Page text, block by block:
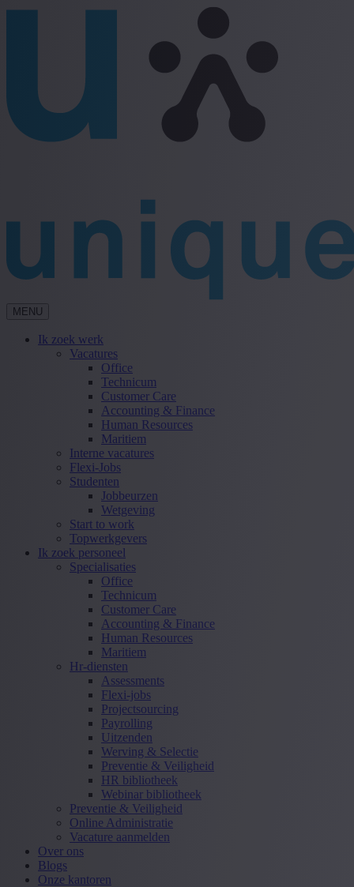
MENU
Ik zoek werk
Vacatures
Office
Technicum
Customer Care
Accounting & Finance
Human Resources
Maritiem
Interne vacatures
Flexi-Jobs
Studenten
Jobbeurzen
Wetgeving
Start to work
Topwerkgevers
Ik zoek personeel
Specialisaties
Office
Technicum
Customer Care
Accounting & Finance
Human Resources
Maritiem
Hr-diensten
Assessments
Flexi-jobs
Projectsourcing
Payrolling
Uitzenden
Werving & Selectie
Preventie & Veiligheid
HR bibliotheek
Webinar bibliotheek
Preventie & Veiligheid
Online Administratie
Vacature aanmelden
Over ons
Blogs
Onze kantoren